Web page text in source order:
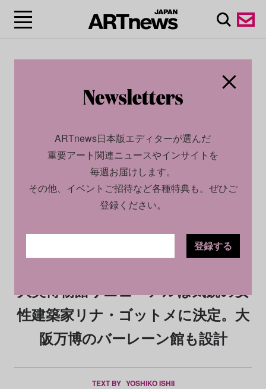
2025.02.27
大英博物館リニューアルは気鋭の女
性建築家リナ・ゴットメに決定。大
阪万博のバーレーン館も設計
TEXT BY YOSHIKO ISHII
ARTnews日本版エディターが選んだ
重要アート関連ニュースやインサイトを
毎週お届けします。
その他、イベントご招待など各種特典も。ぜひご
登録ください。
登録する